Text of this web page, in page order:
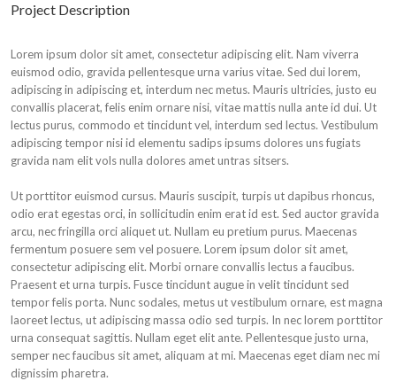
Project Description
Lorem ipsum dolor sit amet, consectetur adipiscing elit. Nam viverra
euismod odio, gravida pellentesque urna varius vitae. Sed dui lorem,
adipiscing in adipiscing et, interdum nec metus. Mauris ultricies, justo eu
convallis placerat, felis enim ornare nisi, vitae mattis nulla ante id dui. Ut
lectus purus, commodo et tincidunt vel, interdum sed lectus. Vestibulum
adipiscing tempor nisi id elementu sadips ipsums dolores uns fugiats
gravida nam elit vols nulla dolores amet untras sitsers.
Ut porttitor euismod cursus. Mauris suscipit, turpis ut dapibus rhoncus,
odio erat egestas orci, in sollicitudin enim erat id est. Sed auctor gravida
arcu, nec fringilla orci aliquet ut. Nullam eu pretium purus. Maecenas
fermentum posuere sem vel posuere. Lorem ipsum dolor sit amet,
consectetur adipiscing elit. Morbi ornare convallis lectus a faucibus.
Praesent et urna turpis. Fusce tincidunt augue in velit tincidunt sed
tempor felis porta. Nunc sodales, metus ut vestibulum ornare, est magna
laoreet lectus, ut adipiscing massa odio sed turpis. In nec lorem porttitor
urna consequat sagittis. Nullam eget elit ante. Pellentesque justo urna,
semper nec faucibus sit amet, aliquam at mi. Maecenas eget diam nec mi
dignissim pharetra.